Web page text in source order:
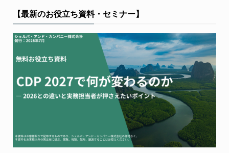
【最新のお役立ち資料・セミナー】